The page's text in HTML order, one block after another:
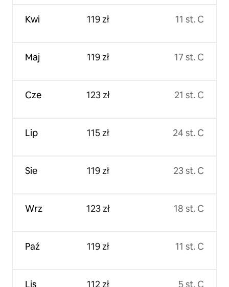
Kwi
Maj
Cze
Lip
Sie
Wrz
Paź
Lis
119 zł
119 zł
123 zł
115 zł
119 zł
123 zł
119 zł
112 zł
11 st. C
17 st. C
21 st. C
24 st. C
23 st. C
18 st. C
11 st. C
5 st. C